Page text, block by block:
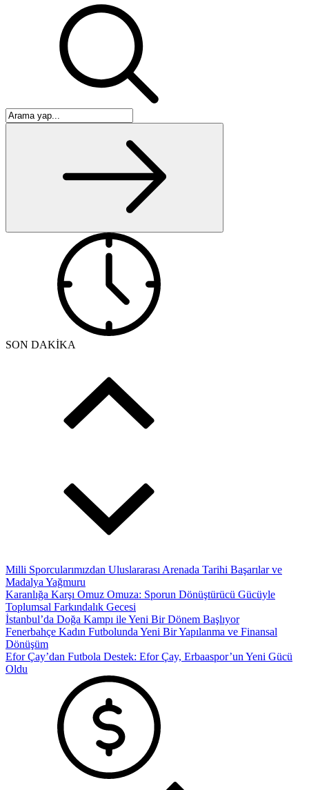
SON DAKİKA
Milli Sporcularımızdan Uluslararası Arenada Tarihi Başarılar ve
Madalya Yağmuru
Karanlığa Karşı Omuz Omuza: Sporun Dönüştürücü Gücüyle
Toplumsal Farkındalık Gecesi
İstanbul’da Doğa Kampı ile Yeni Bir Dönem Başlıyor
Fenerbahçe Kadın Futbolunda Yeni Bir Yapılanma ve Finansal
Dönüşüm
Efor Çay’dan Futbola Destek: Efor Çay, Erbaaspor’un Yeni Gücü
Oldu